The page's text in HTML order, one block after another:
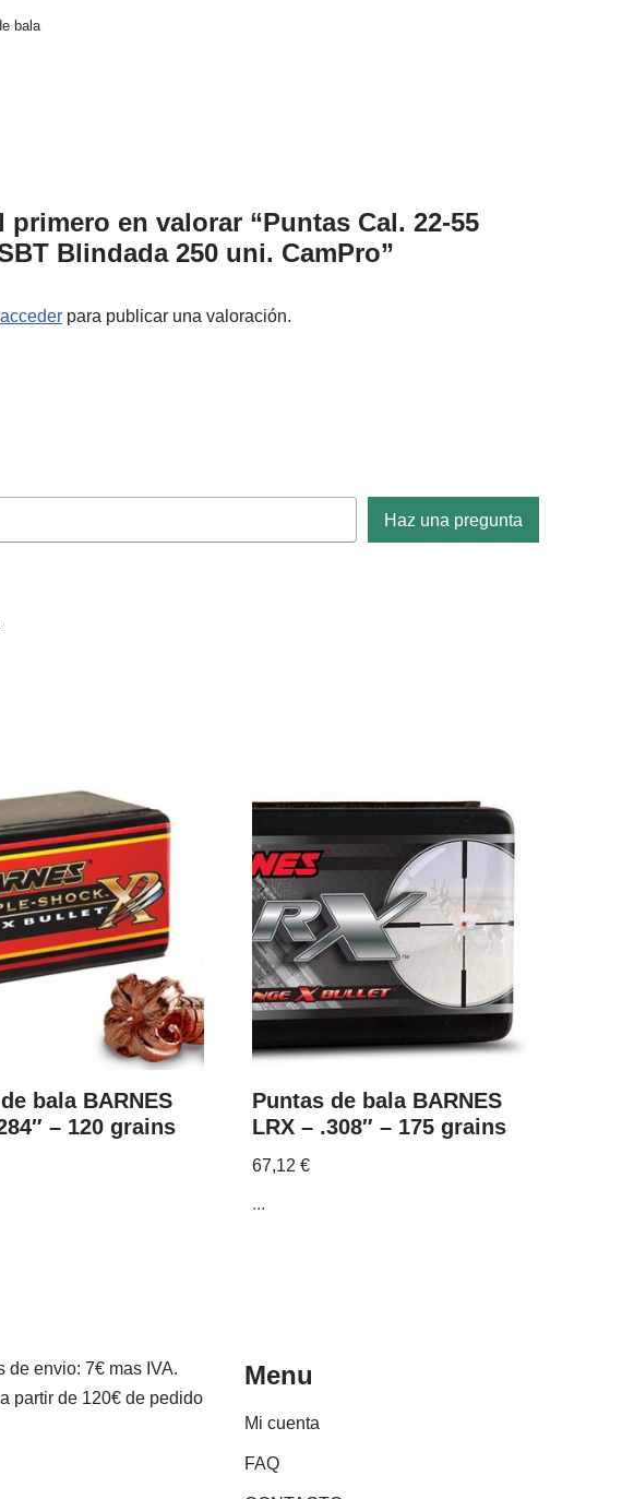
bala
primero en valorar “Puntas Cal. 22-55
Blindada 250 uni. CamPro”
acceder para publicar una valoración.
Haz una pregunta
bala BARNES
– 120 grains
Puntas de bala BARNES
LRX – .308″ – 175 grains
67,12€
...
de envio: 7€ mas IVA.
partir de 120€ de pedido
Menu
Mi cuenta
FAQ